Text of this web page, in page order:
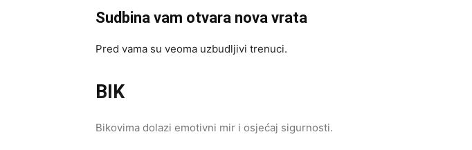
Sudbina vam otvara nova vrata
Pred vama su veoma uzbudljivi trenuci.
BIK
Bikovima dolazi emotivni mir i osjećaj sigurnosti.